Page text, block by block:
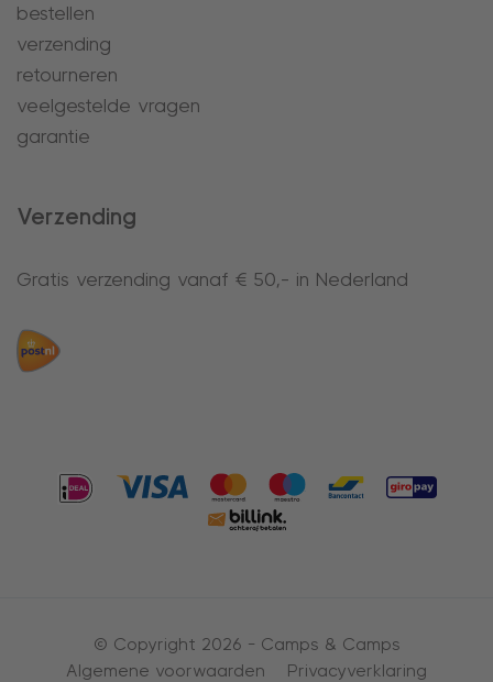
bestellen
verzending
retourneren
veelgestelde vragen
garantie
Verzending
Gratis verzending vanaf € 50,- in Nederland
© Copyright 2026 - Camps & Camps
Algemene voorwaarden
Privacyverklaring